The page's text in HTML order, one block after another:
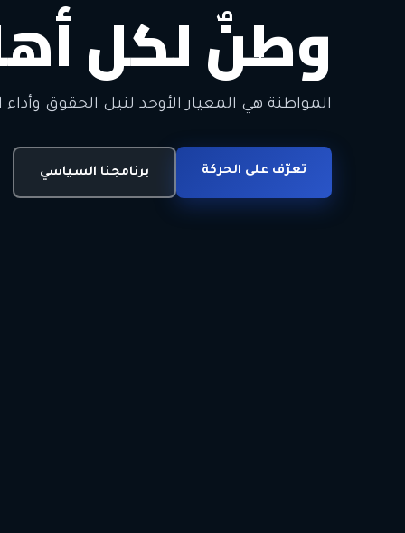
وطنٌ لكل
المواطنة هي المعيار الأوحد لنيل الحقوق وأداء
تعرّف على الحركة برنامجنا السياسي
معاً من أجل
الحرية • الوحدة • السلام • الديمقراطية
انضم للحركة اتصل بنا